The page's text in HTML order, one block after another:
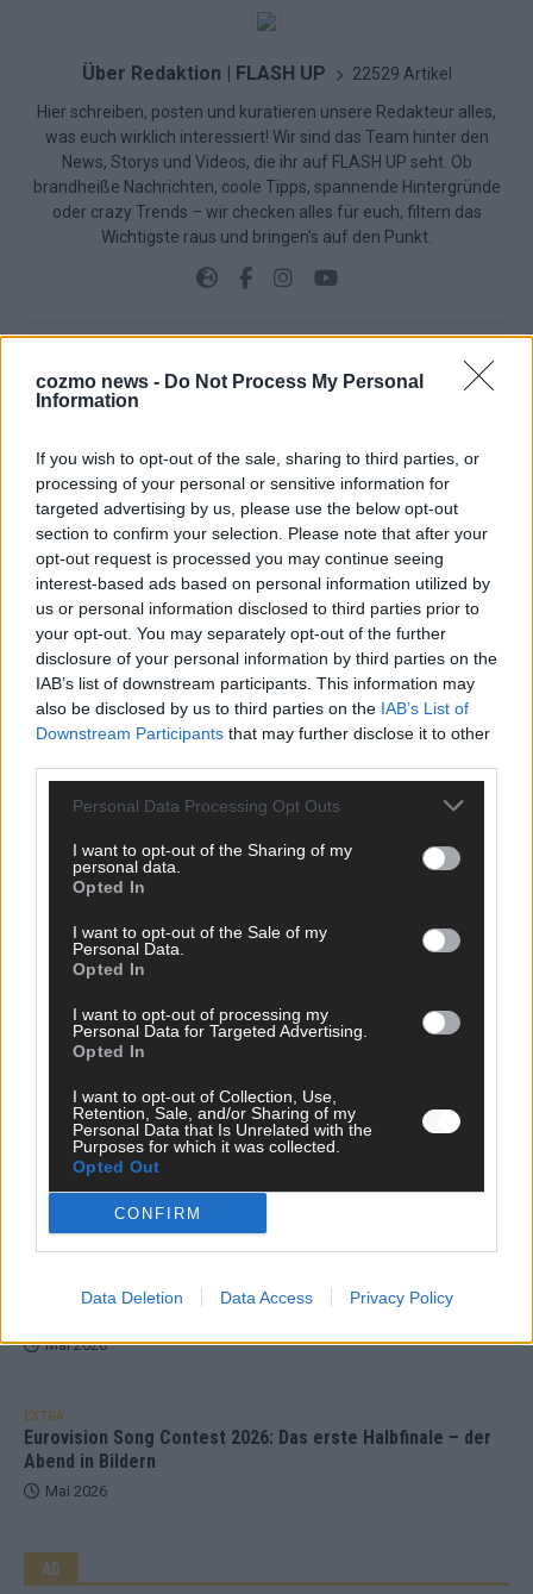
cozmo news - Do Not Process My Personal
Information
If you wish to opt-out of the sale, sharing to third parties, or
processing of your personal or sensitive information for
targeted advertising by us, please use the below opt-out
section to confirm your selection. Please note that after your
opt-out request is processed you may continue seeing
interest-based ads based on personal information utilized by
us or personal information disclosed to third parties prior to
your opt-out. You may separately opt-out of the further
disclosure of your personal information by third parties on the
IAB’s list of downstream participants. This information may
also be disclosed by us to third parties on the IAB’s List of
Downstream Participants that may further disclose it to other
Personal Data Processing Opt Outs
I want to opt-out of the Sharing of my
personal data.
Opted In
I want to opt-out of the Sale of my
Personal Data.
Opted In
I want to opt-out of processing my
Personal Data for Targeted Advertising.
Opted In
I want to opt-out of Collection, Use,
Retention, Sale, and/or Sharing of my
Personal Data that Is Unrelated with the
Purposes for which it was collected.
Opted Out
CONFIRM
Data Deletion Data Access Privacy Policy
Über Redaktion | FLASH UP 22529 Artikel
Hier schreiben, posten und kuratieren unsere Redakteur alles,
was euch wirklich interessiert! Wir sind das Team hinter den
News, Storys und Videos, die ihr auf FLASH UP seht. Ob
brandheiße Nachrichten, coole Tipps, spannende Hintergründe
oder crazy Trends – wir checken alles für euch, filtern das
Wichtigste raus und bringen’s auf den Punkt.
TOP STORIES
Monaco, Sallys Café, Westernbrauerei – der
Europa-Park 2026 macht vieles neu
EXTRA
Juni 2026
DARA gewinnt verdient, Israel beunruhigend –
unser Kommentar zum ESC 2026
KOMMENTAR
Mai 2026
KOMMENTAR
ESC-Finale morgen: Finnland Favorit, Australien
aufgestiegen – alle 25 Acts im Kurzcheck
Mai 2026
JJ hat den Abend gerettet – der Rest des ESC-Halbfinales
war solide, aber kein Feuerwerk
ESC-Halbfinale 2: Das sagen die Wettquoten – vier sicher,
sechs zittern, einer chancenlos!
KOMMENTAR
Mai 2026
EXTRA
Eurovision Song Contest 2026: Das erste Halbfinale – der
Abend in Bildern
Mai 2026
AD